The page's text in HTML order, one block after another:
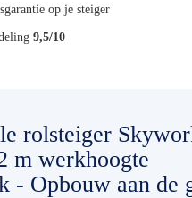
op je steiger
9,5/10
rolsteiger
m werkhoogte
- Opbouw aan de